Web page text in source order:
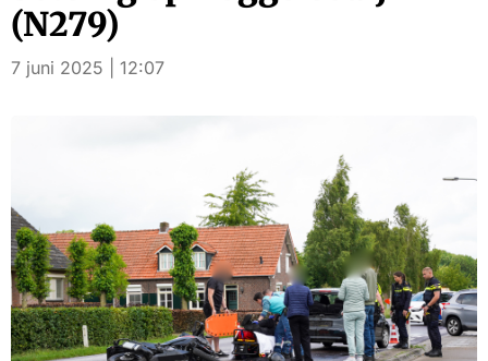
(N279)
7 juni 2025 | 12:07